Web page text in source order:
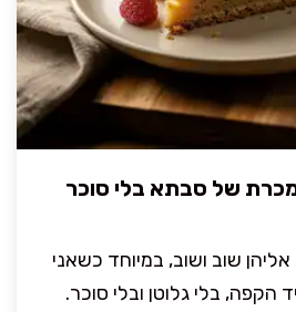
של סבתא בלי סוכר
שוב ושוב, במיוחד כשאני
הקפה, בלי גלוטן ובלי סוכר.